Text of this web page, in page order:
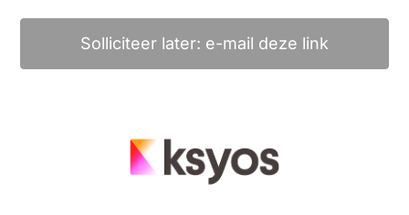
Solliciteer later: e-mail deze link